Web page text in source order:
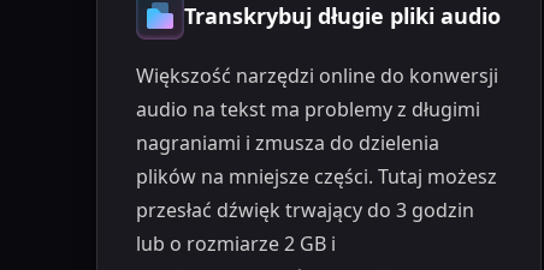
Transkrybuj długie pliki audio
Większość narzędzi online do konwersji
audio na tekst ma problemy z długimi
nagraniami i zmusza do dzielenia
plików na mniejsze części. Tutaj możesz
przesłać dźwięk trwający do 3 godzin
lub o rozmiarze 2 GB i